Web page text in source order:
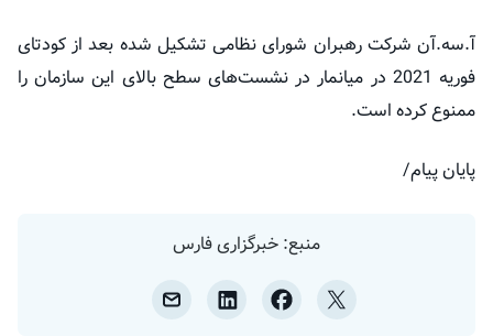
آ.سه.آن شرکت رهبران شورای نظامی تشکیل شده بعد از کودتای
فوریه 2021 در میانمار در نشست‌های سطح بالای این سازمان را
ممنوع کرده است.
پایان پیام/
منبع: خبرگزاری فارس